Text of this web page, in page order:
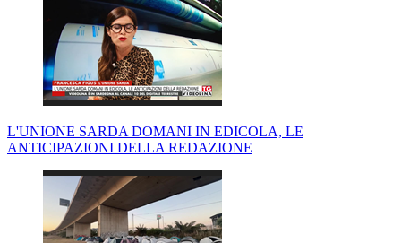
L'UNIONE SARDA DOMANI IN EDICOLA, LE
ANTICIPAZIONI DELLA REDAZIONE